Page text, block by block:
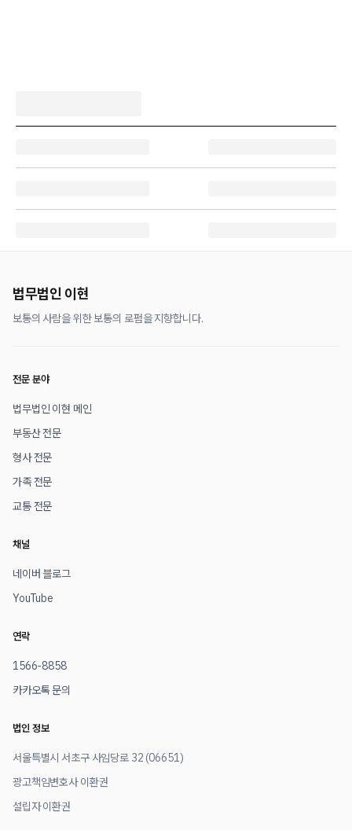
법무법인 이현
보통의 사람을 위한 보통의 로펌을 지향합니다.
전문 분야
법무법인 이현 메인
부동산 전문
형사 전문
가족 전문
교통 전문
채널
네이버 블로그
YouTube
연락
1566-8858
카카오톡 문의
법인 정보
서울특별시 서초구 사임당로 32 (06651)
광고책임변호사 이환권
설립자 이환권